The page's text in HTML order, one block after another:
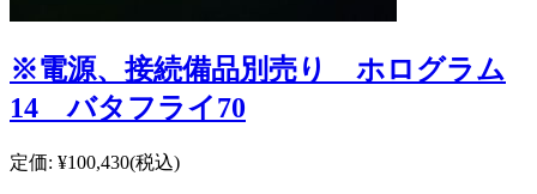
※電源、接続備品別売り ホログラム
14 バタフライ70
定価: ¥100,430(税込)